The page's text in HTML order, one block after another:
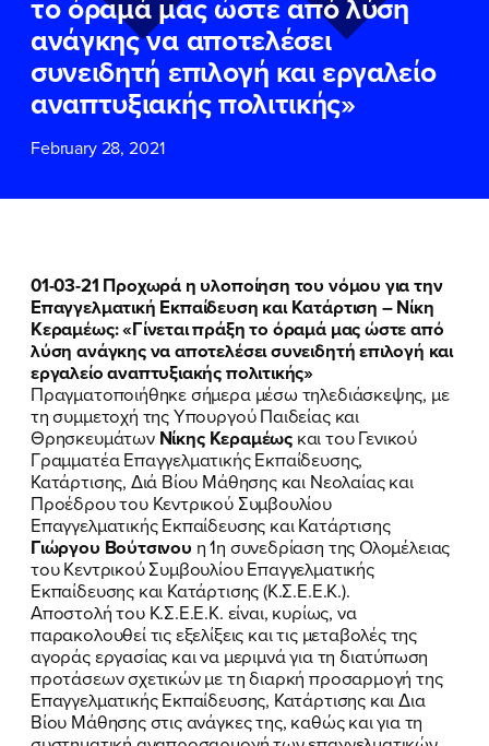
ανάγκης να αποτελέσει
συνειδητή επιλογή και εργαλείο
αναπτυξιακής πολιτικής»
February 28, 2021
01-03-21 Προχωρά η υλοποίηση του νόμου για την
Επαγγελματική Εκπαίδευση και Κατάρτιση – Νίκη
Κεραμέως: «Γίνεται πράξη το όραμά μας ώστε από
λύση ανάγκης να αποτελέσει συνειδητή επιλογή και
εργαλείο αναπτυξιακής πολιτικής»
Πραγματοποιήθηκε σήμερα μέσω τηλεδιάσκεψης, με
τη συμμετοχή της Υπουργού Παιδείας και
Θρησκευμάτων Νίκης Κεραμέως και του Γενικού
Γραμματέα Επαγγελματικής Εκπαίδευσης,
Κατάρτισης, Διά Βίου Μάθησης και Νεολαίας και
Προέδρου του Κεντρικού Συμβουλίου
Επαγγελματικής Εκπαίδευσης και Κατάρτισης
Γιώργου Βούτσινου η 1η συνεδρίαση της Ολομέλειας
του Κεντρικού Συμβουλίου Επαγγελματικής
Εκπαίδευσης και Κατάρτισης (Κ.Σ.Ε.Ε.Κ.).
Αποστολή του Κ.Σ.Ε.Ε.Κ. είναι, κυρίως, να
παρακολουθεί τις εξελίξεις και τις μεταβολές της
αγοράς εργασίας και να μεριμνά για τη διατύπωση
προτάσεων σχετικών με τη διαρκή προσαρμογή της
Επαγγελματικής Εκπαίδευσης, Κατάρτισης και Δια
Βίου Μάθησης στις ανάγκες της, καθώς και για τη
ΕΠΙΘΕΤΟ*
ΤΗΛΕΦΩΝΟ*
EMAIL
Δεδομένων
και τους τους
Όρους
Χρήσηςτου δικτυακού τόπου του
Πολιτικού Γραφείου της Βουλευτού
Νίκης Κεραμέως
ΥΠΟΒΟΛΗ
ΕΠΙΘΕΤΟ*
ΤΗΛΕΦΩΝΟ
EMAIL
Δεδομένων
και τους τους
Όρους
Χρήσηςτου δικτυακού τόπου του
Πολιτικού Γραφείου της Βουλευτού
Νίκης Κεραμέως
ΥΠΟΒΟΛΗ